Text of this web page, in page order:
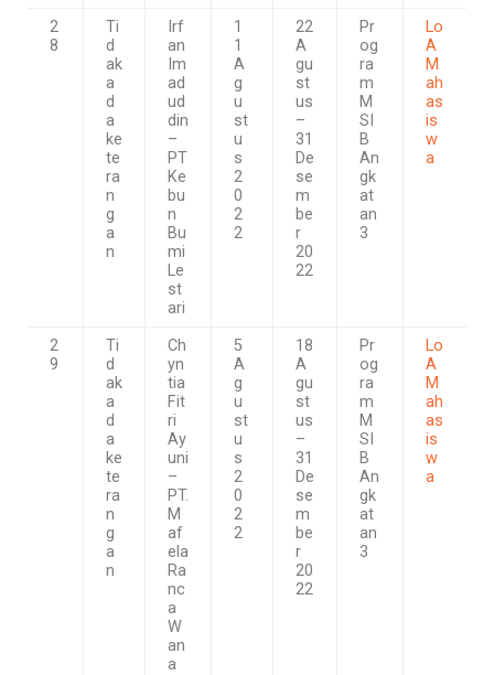
2
8
Ti
d
ak
a
d
a
ke
te
ra
n
g
a
n
Irf
an
Im
ad
ud
din
–
PT
Ke
bu
n
Bu
mi
Le
st
ari
1
1
A
g
u
st
u
s
2
0
2
2
22
A
gu
st
us
–
31
De
se
m
be
r
20
22
Pr
og
ra
m
M
SI
B
An
gk
at
an
3
Lo
A
M
ah
as
is
w
a
2
9
Ti
d
ak
a
d
a
ke
te
ra
n
g
a
n
Ch
yn
tia
Fit
ri
Ay
uni
–
PT.
M
af
ela
Ra
nc
a
W
an
a
5
A
g
u
st
u
s
2
0
2
2
18
A
gu
st
us
–
31
De
se
m
be
r
20
22
Pr
og
ra
m
M
SI
B
An
gk
at
an
3
Lo
A
M
ah
as
is
w
a